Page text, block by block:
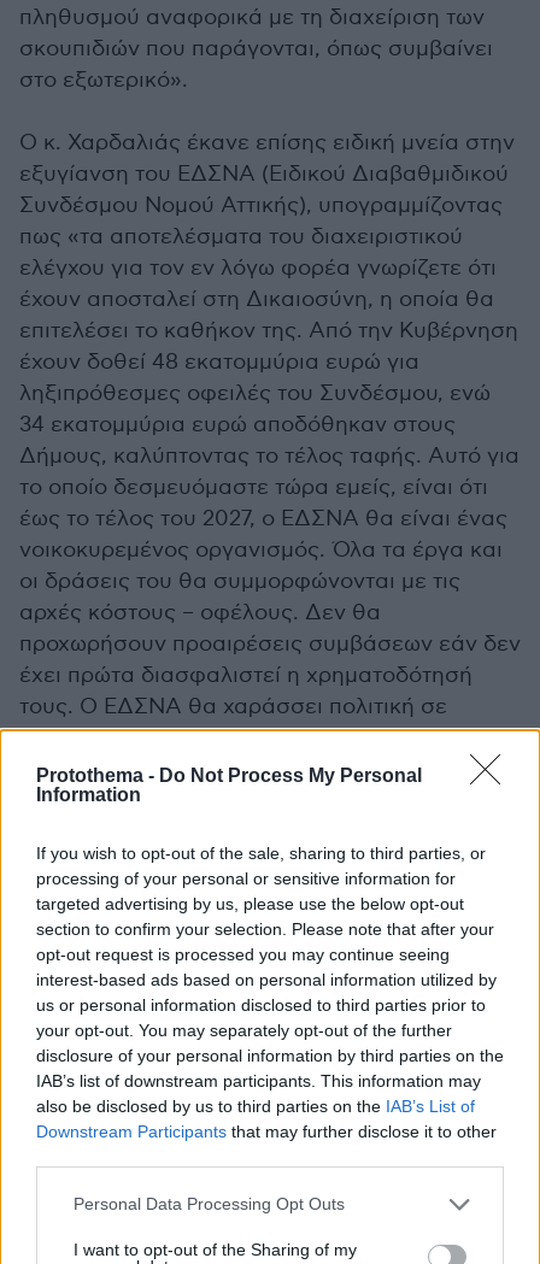
Protothema - Do Not Process My Personal
Information
If you wish to opt-out of the sale, sharing to third parties, or
processing of your personal or sensitive information for
targeted advertising by us, please use the below opt-out
section to confirm your selection. Please note that after your
opt-out request is processed you may continue seeing
interest-based ads based on personal information utilized by
us or personal information disclosed to third parties prior to
your opt-out. You may separately opt-out of the further
disclosure of your personal information by third parties on the
IAB’s list of downstream participants. This information may
also be disclosed by us to third parties on the IAB’s List of
Downstream Participants that may further disclose it to other
Please note that this website/app uses one or more Google
not limited to your visit or usage behaviour. You may click to
Personal Data Processing Opt Outs
I want to opt-out of the Sharing of my
πληθυσμού αναφορικά με τη διαχείριση των
σκουπιδιών που παράγονται, όπως συμβαίνει
στο εξωτερικό».
Ο κ. Χαρδαλιάς έκανε επίσης ειδική μνεία στην
εξυγίανση του ΕΔΣΝΑ (Ειδικού Διαβαθμιδικού
Συνδέσμου Νομού Αττικής), υπογραμμίζοντας
πως «τα αποτελέσματα του διαχειριστικού
ελέγχου για τον εν λόγω φορέα γνωρίζετε ότι
έχουν αποσταλεί στη Δικαιοσύνη, η οποία θα
επιτελέσει το καθήκον της. Από την Κυβέρνηση
έχουν δοθεί 48 εκατομμύρια ευρώ για
ληξιπρόθεσμες οφειλές του Συνδέσμου, ενώ
34 εκατομμύρια ευρώ αποδόθηκαν στους
Δήμους, καλύπτοντας το τέλος ταφής. Αυτό για
το οποίο δεσμευόμαστε τώρα εμείς, είναι ότι
έως το τέλος του 2027, ο ΕΔΣΝΑ θα είναι ένας
νοικοκυρεμένος οργανισμός. Όλα τα έργα και
οι δράσεις του θα συμμορφώνονται με τις
αρχές κόστους – οφέλους. Δεν θα
προχωρήσουν προαιρέσεις συμβάσεων εάν δεν
έχει πρώτα διασφαλιστεί η χρηματοδότησή
τους. Ο ΕΔΣΝΑ θα χαράσσει πολιτική σε
συνεργασία με την Κεντρική Κυβέρνηση
έχοντας απτό ολιστικό σχέδιο που θα αφορά
μια όσο το δυνατόν πιο φιλική προς το
Αττική, θέλουμε να καταστεί η πιο «πράσινη»
Περιφέρεια της χώρας».